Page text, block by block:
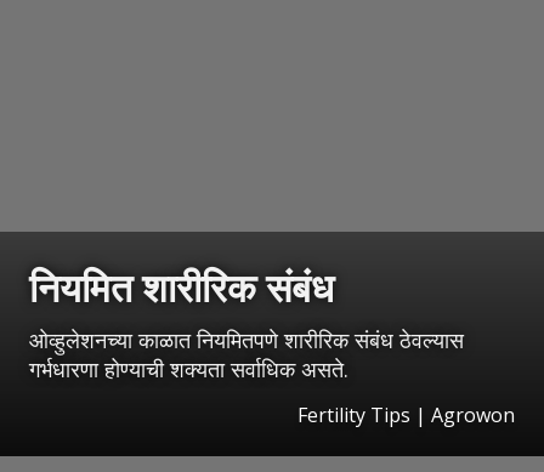
नियमित शारीरिकसंबंध
ओव्हुलेशनच्या काळात नियमितपणे शारीरिक संबंध ठेवल्यास
गर्भधारणा होण्याची शक्यता सर्वाधिक असते.
Fertility Tips | Agrowon